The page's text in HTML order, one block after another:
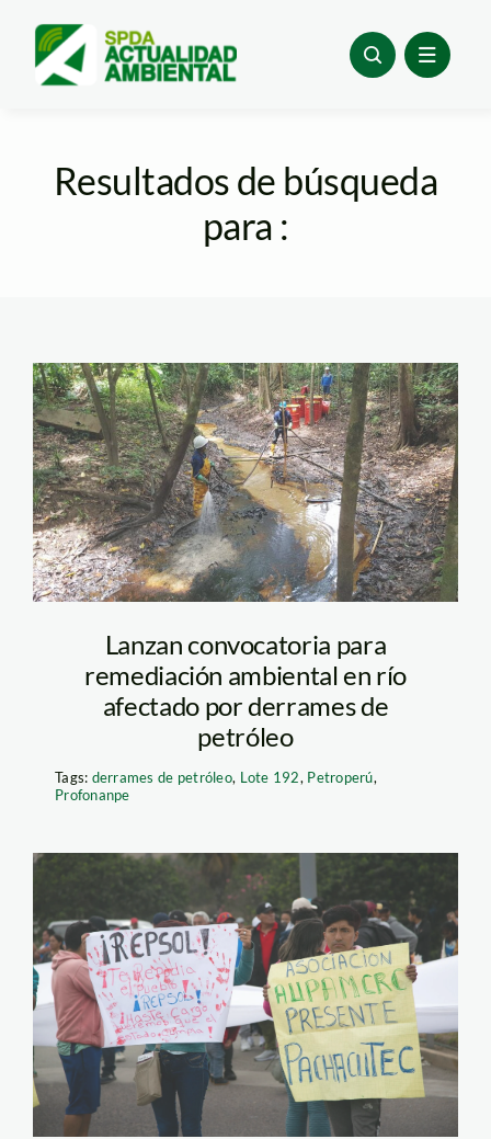
content
Resultados de búsqueda
para :
pROFONANTE-1-
768×432
Lanzan convocatoria para
remediación ambiental en río
afectado por derrames de
petróleo
Tags: derrames de petróleo, Lote 192, Petroperú,
Profonanpe
Pescadores de
Ventanilla – Protesta
en Repsol – Andrea
Ramos – SPDA